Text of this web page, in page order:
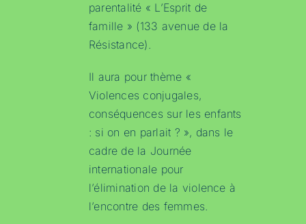
parentalité « L’Esprit de
famille » (133 avenue de la
Résistance).
Il aura pour thème «
Violences conjugales,
conséquences sur les enfants
: si on en parlait ? », dans le
cadre de la Journée
internationale pour
l’élimination de la violence à
l’encontre des femmes.